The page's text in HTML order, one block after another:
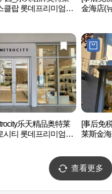
클랍 롯데프리미엄아
金海店(
乐天精品奥特莱
시티 롯데프리미엄아
[事后免
莱斯金
查看更多